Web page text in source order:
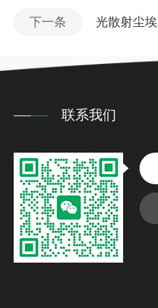
下一条 光散射尘
联系我们